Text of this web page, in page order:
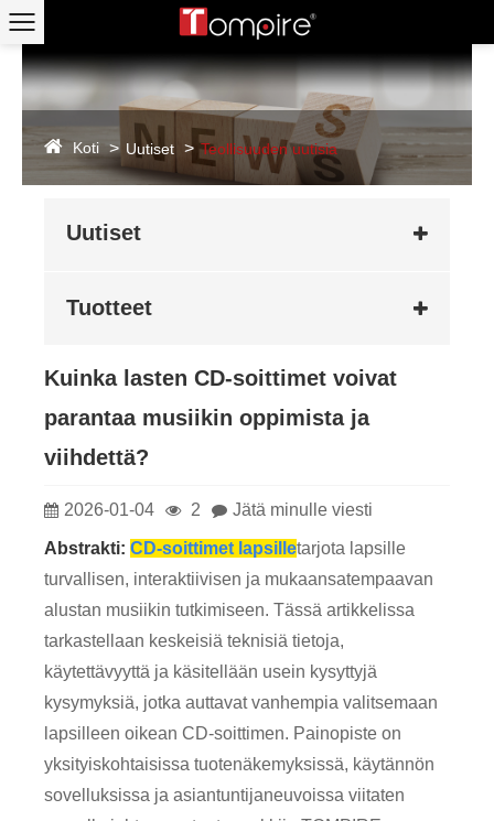
Koti Uutiset Teollisuuden uutisia
Uutiset
Tuotteet
Kuinka lasten CD-soittimet voivat
parantaa musiikin oppimista ja
viihdettä?
2026-01-04 2 Jätä minulle viesti
Abstrakti: CD-soittimet lapsilletarjota lapsille
turvallisen, interaktiivisen ja mukaansatempaavan
alustan musiikin tutkimiseen. Tässä artikkelissa
tarkastellaan keskeisiä teknisiä tietoja,
käytettävyyttä ja käsitellään usein kysyttyjä
kysymyksiä, jotka auttavat vanhempia valitsemaan
lapsilleen oikean CD-soittimen. Painopiste on
yksityiskohtaisissa tuotenäkemyksissä, käytännön
sovelluksissa ja asiantuntijaneuvoissa viitaten